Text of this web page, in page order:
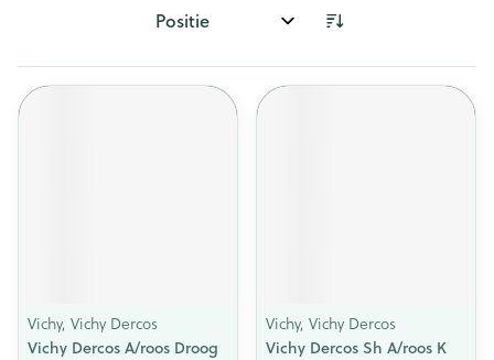
Sorteer op:
Vichy, Vichy Dercos
Vichy Dercos A/roos Droog
Vichy, Vichy Dercos
Vichy Dercos Sh A/roos K